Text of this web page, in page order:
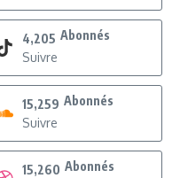
4,205 Abonnés
Suivre
15,259 Abonnés
Suivre
15,260 Abonnés